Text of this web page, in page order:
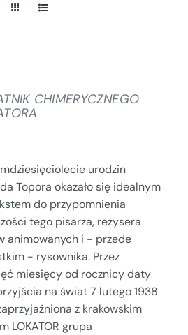
CHIMERYCZNEGO
urodzin
Topora okazało się idealnym
do przypomnienia
tego pisarza, reżysera
animowanych i - przede
- rysownika. Przez
miesięcy od rocznicy daty
na świat 7 lutego 1938
z krakowskim
LOKATOR grupa